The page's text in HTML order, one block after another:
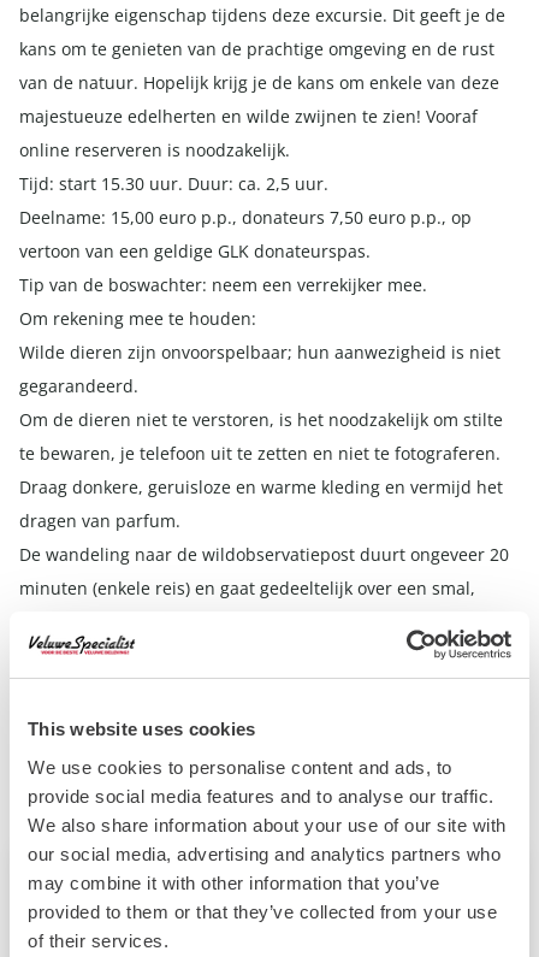
This website uses cookies
We use cookies to personalise content and ads, to
provide social media features and to analyse our traffic.
We also share information about your use of our site with
our social media, advertising and analytics partners who
may combine it with other information that you’ve
provided to them or that they’ve collected from your use
of their services.
belangrijke eigenschap tijdens deze excursie. Dit geeft je de
kans om te genieten van de prachtige omgeving en de rust
van de natuur. Hopelijk krijg je de kans om enkele van deze
majestueuze edelherten en wilde zwijnen te zien! Vooraf
online reserveren is noodzakelijk.
Tijd: start 15.30 uur. Duur: ca. 2,5 uur.
Deelname: 15,00 euro p.p., donateurs 7,50 euro p.p., op
vertoon van een geldige GLK donateurspas.
Tip van de boswachter: neem een verrekijker mee.
Om rekening mee te houden:
Wilde dieren zijn onvoorspelbaar; hun aanwezigheid is niet
gegarandeerd.
Om de dieren niet te verstoren, is het noodzakelijk om stilte
te bewaren, je telefoon uit te zetten en niet te fotograferen.
Draag donkere, geruisloze en warme kleding en vermijd het
dragen van parfum.
De wandeling naar de wildobservatiepost duurt ongeveer 20
minuten (enkele reis) en gaat gedeeltelijk over een smal,
schemerig/donker. Het is daarom belangrijk dat je goed ter
Deelname is vanaf 12 jaar, zonder honden.
Meer informatie en online reserveren: www.glk.nl/excursies.
Helaas!
Dit evenement al geweest. Wil je andere leuke